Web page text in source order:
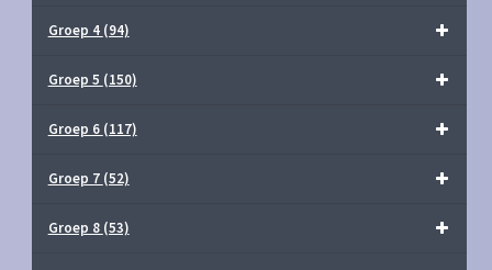
Groep 4 (94)
Groep 5 (150)
Groep 6 (117)
Groep 7 (52)
Groep 8 (53)